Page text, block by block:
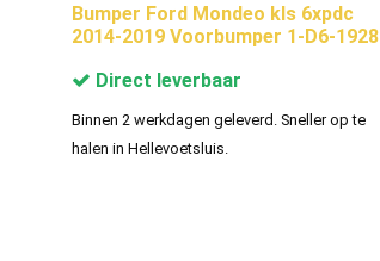
Bumper Ford Mondeo kls 6xpdc
2014-2019 Voorbumper 1-D6-1928
Direct leverbaar
Binnen 2 werkdagen geleverd. Sneller op te
halen in Hellevoetsluis.